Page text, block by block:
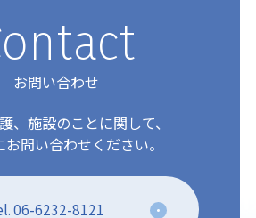
お問い合わせ
、施設のことに関して、
問い合わせください。
06-6232-8121